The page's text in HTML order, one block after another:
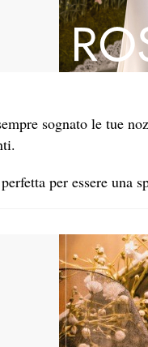
sognato le tue
per essere una